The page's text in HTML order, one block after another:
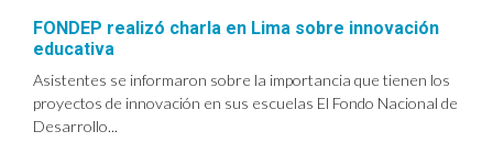
FONDEP realizó charla en Lima sobre innovación
educativa
Asistentes se informaron sobre la importancia que tienen los
proyectos de innovación en sus escuelas El Fondo Nacional de
Desarrollo...